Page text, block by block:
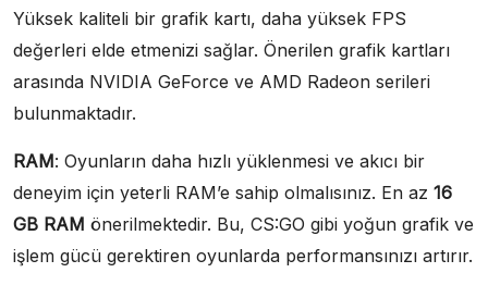
Yüksek kaliteli bir grafik kartı, daha yüksek FPS
değerleri elde etmenizi sağlar. Önerilen grafik kartları
arasında NVIDIA GeForce ve AMD Radeon serileri
bulunmaktadır.
RAM: Oyunların daha hızlı yüklenmesi ve akıcı bir
deneyim için yeterli RAM’e sahip olmalısınız. En az 16
GB RAM önerilmektedir. Bu, CS:GO gibi yoğun grafik ve
işlem gücü gerektiren oyunlarda performansınızı artırır.